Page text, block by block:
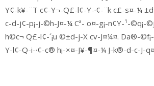
Y¢-k¥-¨T c¢-Y¬-Q£-l¢-Y-·¢-¨k c£-s¤-¼
c-d-j¢-p¡-j-©h-J¤-¼ Cª- o¤-g¡-n¢Y-¹-©q¡-
h©c¬ Q£-l¢-´¡u ©±d-j-X cv-J¤¼¤. Da®-
Y-l¢-Q-i-·¢-c® h¡-×¤-J¥-¶¤-¼ J-k®-d-c-J-